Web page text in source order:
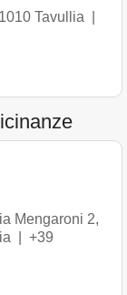
Tavullia
Mengaroni 2,
| +39